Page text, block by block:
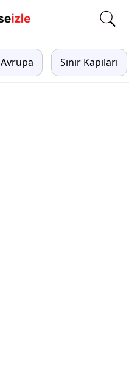
Avrupa Sınır Kapıları